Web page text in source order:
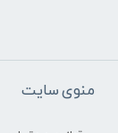
منوی سایت